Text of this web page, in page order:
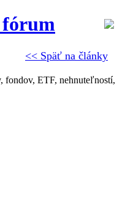
<< Späť na články
fondov, ETF, nehnuteľností,